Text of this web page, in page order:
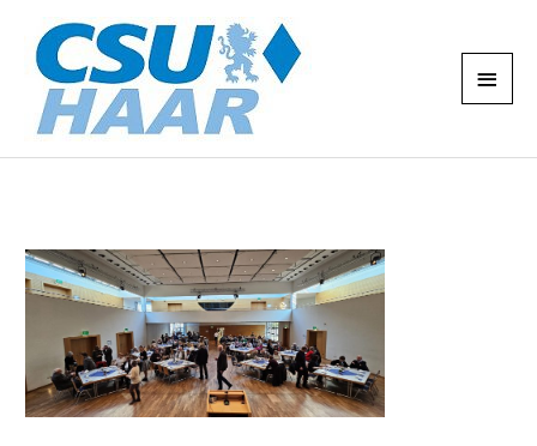
Inhalt
springen